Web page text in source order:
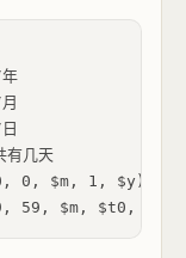
几天
$m, 1, $y); //